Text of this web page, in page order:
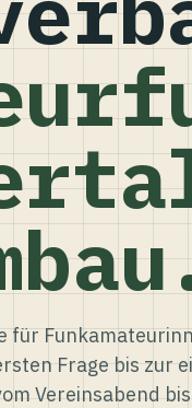
für
Frage bis zur
Vereinsabend